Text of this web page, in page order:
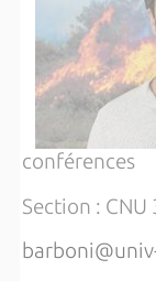
conférences
Section : CNU